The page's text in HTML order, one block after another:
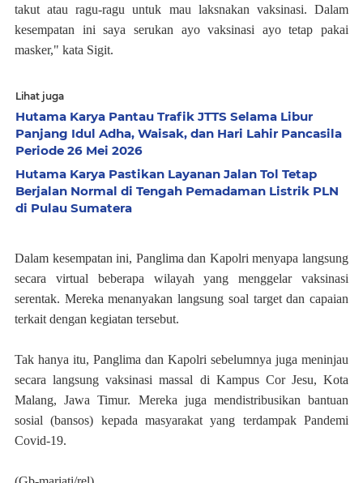
takut atau ragu-ragu untuk mau laksnakan vaksinasi. Dalam
kesempatan ini saya serukan ayo vaksinasi ayo tetap pakai
masker," kata Sigit.
Lihat juga
Hutama Karya Pantau Trafik JTTS Selama Libur
Panjang Idul Adha, Waisak, dan Hari Lahir Pancasila
Periode 26 Mei 2026
Hutama Karya Pastikan Layanan Jalan Tol Tetap
Berjalan Normal di Tengah Pemadaman Listrik PLN
di Pulau Sumatera
Dalam kesempatan ini, Panglima dan Kapolri menyapa langsung
secara virtual beberapa wilayah yang menggelar vaksinasi
serentak. Mereka menanyakan langsung soal target dan capaian
terkait dengan kegiatan tersebut.
Tak hanya itu, Panglima dan Kapolri sebelumnya juga meninjau
secara langsung vaksinasi massal di Kampus Cor Jesu, Kota
Malang, Jawa Timur. Mereka juga mendistribusikan bantuan
sosial (bansos) kepada masyarakat yang terdampak Pandemi
Covid-19.